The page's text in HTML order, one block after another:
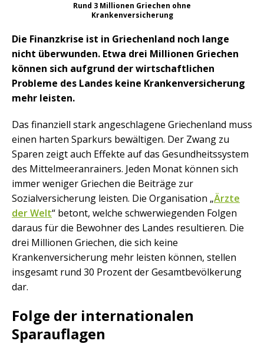
Rund 3 Millionen Griechen ohne
Krankenversicherung
Die Finanzkrise ist in Griechenland noch lange
nicht überwunden. Etwa drei Millionen Griechen
können sich aufgrund der wirtschaftlichen
Probleme des Landes keine Krankenversicherung
mehr leisten.
Das finanziell stark angeschlagene Griechenland muss
einen harten Sparkurs bewältigen. Der Zwang zu
Sparen zeigt auch Effekte auf das Gesundheitssystem
des Mittelmeeranrainers. Jeden Monat können sich
immer weniger Griechen die Beiträge zur
Sozialversicherung leisten. Die Organisation „Ärzte
der Welt“ betont, welche schwerwiegenden Folgen
daraus für die Bewohner des Landes resultieren. Die
drei Millionen Griechen, die sich keine
Krankenversicherung mehr leisten können, stellen
insgesamt rund 30 Prozent der Gesamtbevölkerung
dar.
Folge der internationalen
Sparauflagen